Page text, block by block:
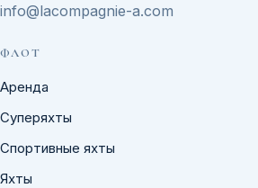
info@lacompagnie-a.com
ФЛОТ
Аренда
Суперяхты
Спортивные яхты
Яхты